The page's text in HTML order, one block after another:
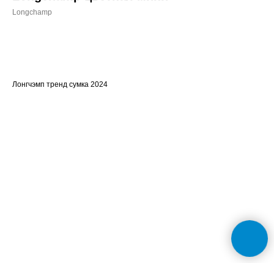
Longchamp
Лонгчэмп тренд сумка 2024